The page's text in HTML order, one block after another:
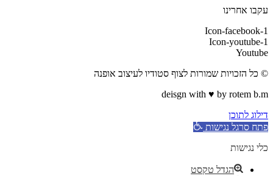
עקבו אחרינו
Icon-facebook-1
Icon-youtube-1
Youtube
© כל הזכויות שמורות לצוף סטודיו לעיצוב אופנה
deisgn with ♥ by rotem b.m
דילוג לתוכן
פתח סרגל נגישות
כלי נגישות
הגדל טקסט